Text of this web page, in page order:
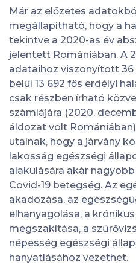
Már az előzetes
megállapítható, hogy a
tekintve a 2020-as év
jelentett Romániában. A
adataihoz viszonyított 36
belül 13 692 fős erdélyi
csak részben írható
számlájára (2020.
áldozat volt
utalnak, hogy a járvány
lakosság egészségi
alakulására akár
Covid-19 betegség. Az
akadozása, az
elhanyagolása, a
megszakítása, a
népesség egészségi
hanyatlásához vezethet.